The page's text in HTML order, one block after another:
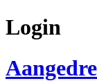
Login